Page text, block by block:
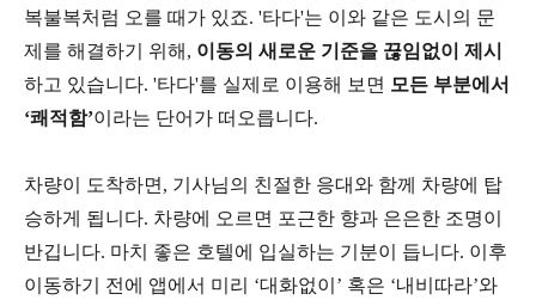
복불복처럼 오를 때가 있죠. '타다'는 이와 같은 도시의 문
제를 해결하기 위해, 이동의 새로운 기준을 끊임없이 제시
하고 있습니다. '타다'를 실제로 이용해 보면 모든 부분에서
‘쾌적함’이라는 단어가 떠오릅니다.
차량이 도착하면, 기사님의 친절한 응대와 함께 차량에 탑
승하게 됩니다. 차량에 오르면 포근한 향과 은은한 조명이
반깁니다. 마치 좋은 호텔에 입실하는 기분이 듭니다. 이후
이동하기 전에 앱에서 미리 ‘대화없이’ 혹은 ‘내비따라’와